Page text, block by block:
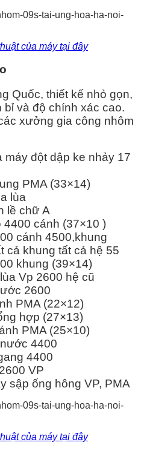
của máy tại đây
Quốc, thiết kế nhỏ gọn,
bỉ và độ chính xác cao.
xưởng gia công nhôm
máy đột dập ke nhảy 17
PMA (33×14)
lùa
lề chữ A
4400 cánh (37×10 )
cánh 4500,khung
cả khung tất cả hệ 55
khung (39×14)
Vp 2600 hệ cũ
2600
PMA (22×12)
hợp (27×13)
PMA (25×10)
4400
4400
VP
sập ống hông VP, PMA
của máy tại đây